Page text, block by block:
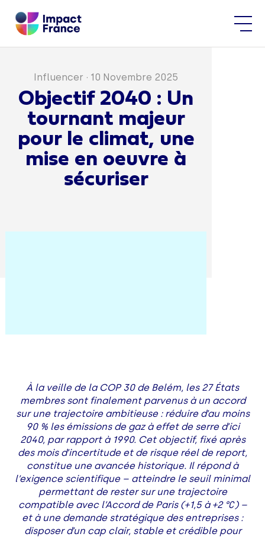
Influencer · 10 Novembre 2025
Objectif 2040 : Un
tournant majeur
pour le climat, une
mise en oeuvre à
sécuriser
À la veille de la COP 30 de Belém, les 27 États
membres sont finalement parvenus à un accord
sur une trajectoire ambitieuse : réduire d’au moins
90 % les émissions de gaz à effet de serre d’ici
2040, par rapport à 1990. Cet objectif, fixé après
des mois d’incertitude et de risque réel de report,
constitue une avancée historique. Il répond à
l’exigence scientifique – atteindre le seuil minimal
permettant de rester sur une trajectoire
compatible avec l’Accord de Paris (+1,5 à +2 °C) –
et à une demande stratégique des entreprises :
disposer d’un cap clair, stable et crédible pour